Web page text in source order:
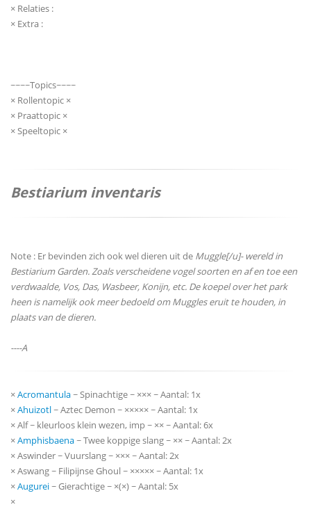
× Relaties :
× Extra :
~~~~Topics~~~~
× Rollentopic ×
× Praattopic ×
× Speeltopic ×
Bestiarium inventaris
Note : Er bevinden zich ook wel dieren uit de Muggle[/u]- wereld in
Bestiarium Garden. Zoals verscheidene vogel soorten en af en toe een
verdwaalde, Vos, Das, Wasbeer, Konijn, etc. De koepel over het park
heen is namelijk ook meer bedoeld omMuggleseruit te houden, in
plaats van de dieren.
----A
×Acromantula~ Spinachtige ~ ××× ~ Aantal: 1x
×Ahuizotl~ Aztec Demon ~ ××××× ~ Aantal: 1x
× Alf ~ kleurloos klein wezen, imp ~ ×× ~ Aantal: 6x
×Amphisbaena~ Twee koppige slang ~ ×× ~ Aantal: 2x
× Aswinder ~ Vuurslang ~ ××× ~ Aantal: 2x
× Aswang ~ Filipijnse Ghoul ~ ××××× ~ Aantal: 1x
×Augurei~ Gierachtige ~ ×(×) ~ Aantal: 5x
×